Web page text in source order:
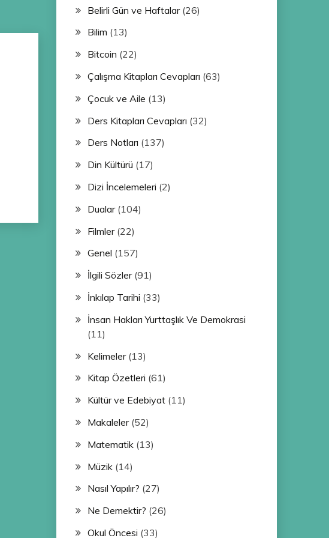
Belirli Gün ve Haftalar(26)
Bilim (13)
Bitcoin (22)
Çalışma Kitapları Cevapları (63)
Çocuk ve Aile (13)
Ders Kitapları Cevapları (32)
Ders Notları (137)
Din Kültürü (17)
Dizi İncelemeleri (2)
Dualar(104)
Filmler(22)
Genel (157)
İlgili Sözler(91)
İnkılap Tarihi (33)
İnsan Hakları Yurttaşlık Ve Demokrasi
(11)
Kelimeler(13)
Kitap Özetleri (61)
Kültür ve Edebiyat(11)
Makaleler(52)
Matematik(13)
Müzik(14)
Nasıl Yapılır? (27)
Ne Demektir? (26)
Okul Öncesi (33)